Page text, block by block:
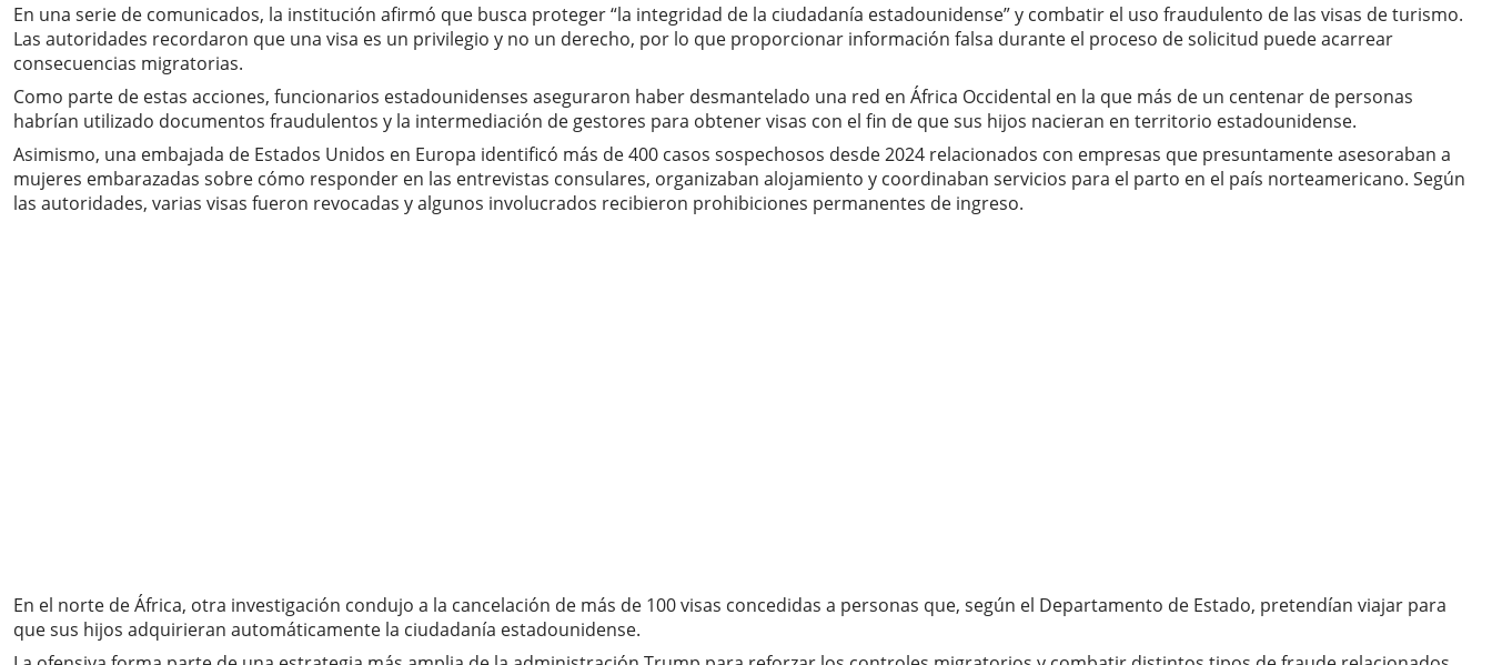
En una serie de comunicados, la institución afirmó que busca proteger “la integridad de la ciudadanía estadounidense” y combatir el uso fraudulento de las visas de turismo.
Las autoridades recordaron que una visa es un privilegio y no un derecho, por lo que proporcionar información falsa durante el proceso de solicitud puede acarrear
consecuencias migratorias.
Como parte de estas acciones, funcionarios estadounidenses aseguraron haber desmantelado una red en África Occidental en la que más de un centenar de personas
habrían utilizado documentos fraudulentos y la intermediación de gestores para obtener visas con el fin de que sus hijos nacieran en territorio estadounidense.
Asimismo, una embajada de Estados Unidos en Europa identificó más de 400 casos sospechosos desde 2024 relacionados con empresas que presuntamente asesoraban a
mujeres embarazadas sobre cómo responder en las entrevistas consulares, organizaban alojamiento y coordinaban servicios para el parto en el país norteamericano. Según
las autoridades, varias visas fueron revocadas y algunos involucrados recibieron prohibiciones permanentes de ingreso.
En el norte de África, otra investigación condujo a la cancelación de más de 100 visas concedidas a personas que, según el Departamento de Estado, pretendían viajar para
que sus hijos adquirieran automáticamente la ciudadanía estadounidense.